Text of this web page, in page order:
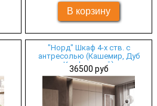
"Норд" Шкаф 4-х ств. с
антресолью (Кашемир, Дуб
Крафт серый)
36500 руб